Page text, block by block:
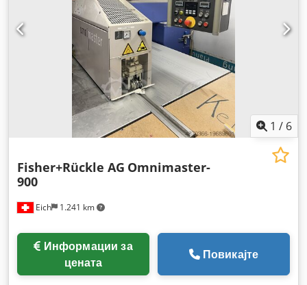
1 / 6
Eich 1.241 km
Fisher+Rückle AG Omnimaster-
900
цената
Повикајте